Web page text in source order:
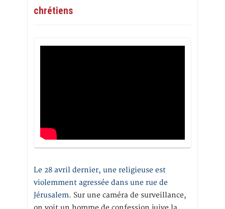
chrétiens
Le 28 avril dernier, une religieuse est
violemment agressée dans une rue de
Jérusalem. Sur une caméra de surveillance,